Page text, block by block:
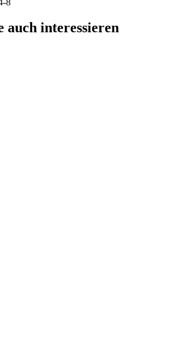
8
auch interessieren